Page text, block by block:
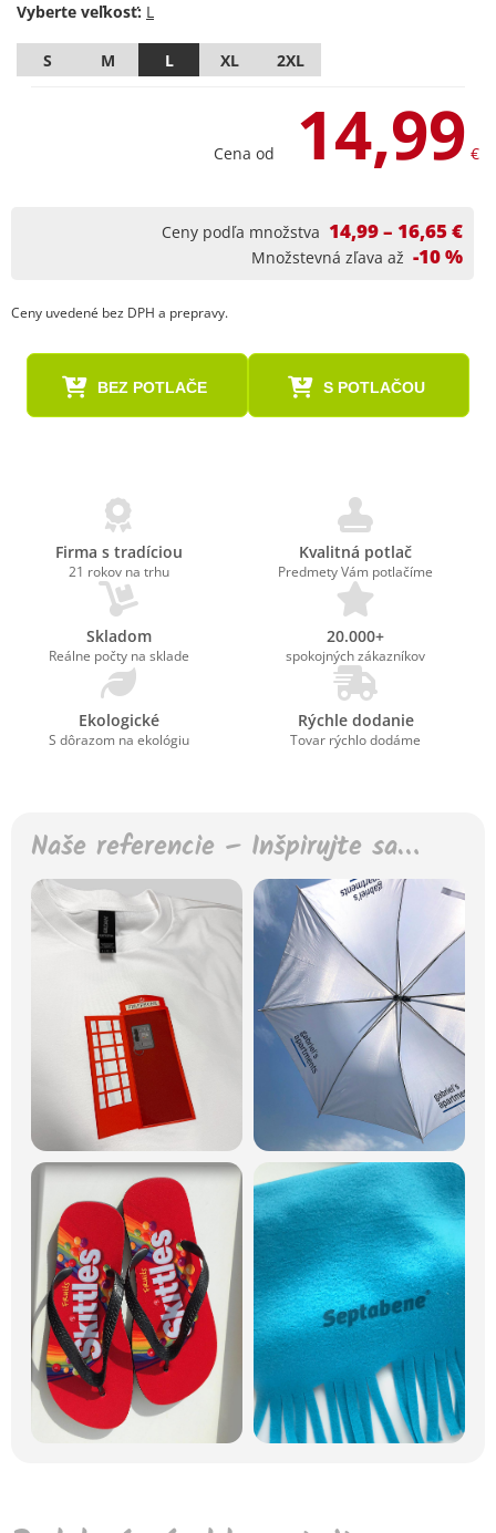
Vyberte veľkosť:
S M L XL 2XL
Cena od 14,99 €
Ceny podľa množstva 14,99 – 16,65 €
Množstevná zľava až -10 %
Ceny uvedené bez DPH a prepravy.
BEZ POTLAČE S POTLAČOU
Firma s tradíciou
21 rokov na trhu
Kvalitná potlač
Predmety Vám potlačíme
Skladom
Reálne počty na sklade
20.000+
spokojných zákazníkov
Ekologické
S dôrazom na ekológiu
Rýchle dodanie
Tovar rýchlo dodáme
Naše referencie – Inšpirujte sa…